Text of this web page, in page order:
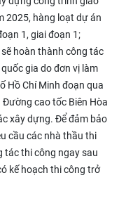
2025, hàng loạt dự án
1, giai đoạn 1;
hoàn thành công tác
gia do đơn vị làm
Hồ Chí Minh đoạn qua
cao tốc Biên Hòa
xây dựng. Để đảm bảo
cầu các nhà thầu thi
tác thi công ngay sau
kế hoạch thi công trở